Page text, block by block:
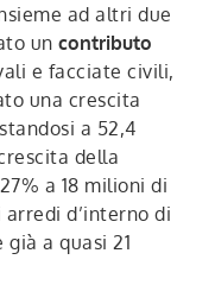
ad altri due
un contributo
e facciate civili,
una crescita
a 52,4
della
a 18 milioni di
d’interno di
già a quasi 21